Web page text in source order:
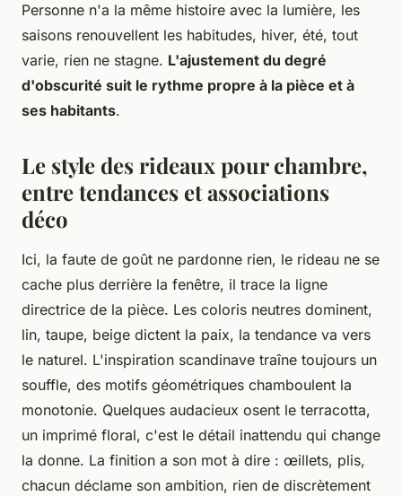
Personne n'a la même histoire avec la lumière, les
saisons renouvellent les habitudes, hiver, été, tout
varie, rien ne stagne. L'ajustement du degré
d'obscurité suit le rythme propre à la pièce et à
ses habitants.
Le style des rideaux pour chambre,
entre tendances et associations
déco
Ici, la faute de goût ne pardonne rien, le rideau ne se
cache plus derrière la fenêtre, il trace la ligne
directrice de la pièce. Les coloris neutres dominent,
lin, taupe, beige dictent la paix, la tendance va vers
le naturel. L'inspiration scandinave traîne toujours un
souffle, des motifs géométriques chamboulent la
monotonie. Quelques audacieux osent le terracotta,
un imprimé floral, c'est le détail inattendu qui change
la donne. La finition a son mot à dire : œillets, plis,
chacun déclame son ambition, rien de discrètement